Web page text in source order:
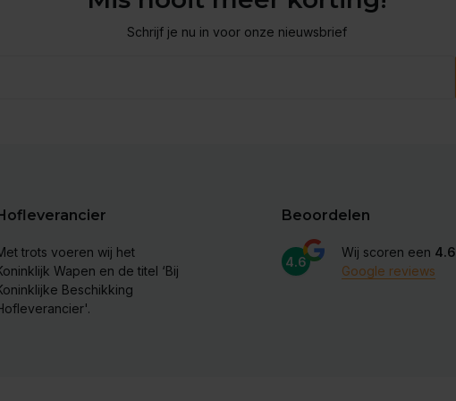
Schrijf je nu in voor onze nieuwsbrief
trots voeren wij het
Wapen en de titel ‘Bij
Beschikking
Beoordelen
4.6
Wij scoren een 4.6
Google reviews